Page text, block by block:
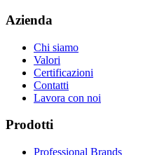
Azienda
Chi siamo
Valori
Certificazioni
Contatti
Lavora con noi
Prodotti
Professional Brands